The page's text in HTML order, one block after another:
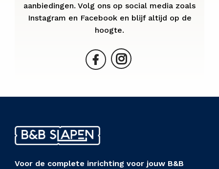
aanbiedingen. Volg ons op social media zoals
Instagram en Facebook en blijf altijd op de
hoogte.
Voor de complete inrichting voor jouw B&B